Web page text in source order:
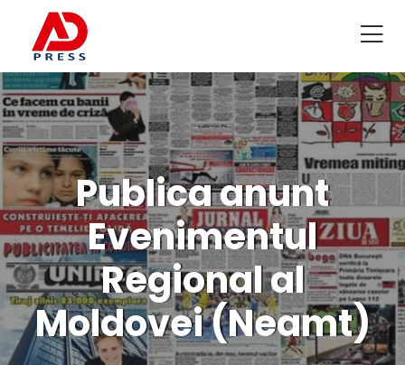
Publica anunt
Evenimentul
Regional al
Moldovei (Neamt)